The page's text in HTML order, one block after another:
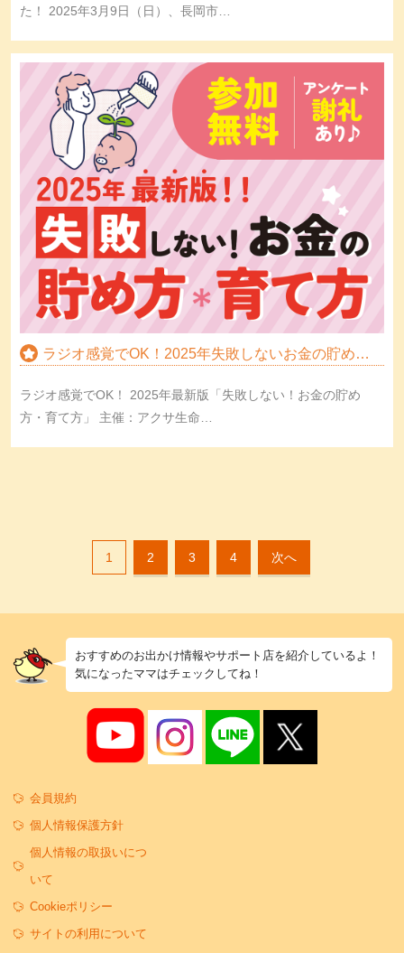
た！ 2025年3月9日（日）、長岡市…
ラジオ感覚でOK！2025年失敗しないお金の貯め方…
ラジオ感覚でOK！ 2025年最新版「失敗しない！お金の貯め
方・育て方」 主催：アクサ生命…
1 2 3 4 次へ
おすすめのお出かけ情報やサポート店を紹介しているよ！
気になったママはチェックしてね！
会員規約
個人情報保護方針
個人情報の取扱いにつ
いて
Cookieポリシー
サイトの利用について